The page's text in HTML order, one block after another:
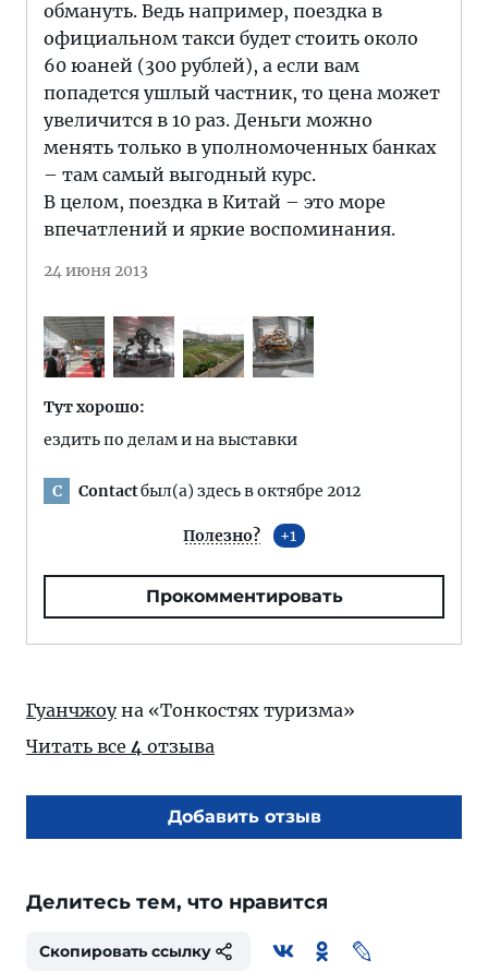
обмануть. Ведь например, поездка в
официальном такси будет стоить около
60 юаней (300 рублей), а если вам
попадется ушлый частник, то цена может
увеличится в 10 раз. Деньги можно
менять только в уполномоченных банках
– там самый выгодный курс.
В целом, поездка в Китай – это море
впечатлений и яркие воспоминания.
24 июня 2013
Тут хорошо:
ездить по делам и на выставки
C Contactбыл(а) здесь в октябре 2012
Полезно? 1
Прокомментировать
Гуанчжоуна «Тонкостях туризма»
Читать все 4 отзыва
Добавить отзыв
Делитесь тем, что нравится
Скопировать ссылку